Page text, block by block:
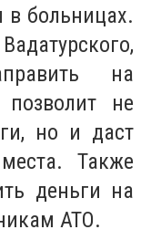
больницах.
на
позволит не
но и даст
Также
деньги на
АТО.